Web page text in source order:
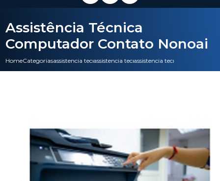
HomeCategoriasassistencia tecnicaassistencia tecnica pcassistencia tecnica
Assistência Técnica
Computador Contato Nonoai